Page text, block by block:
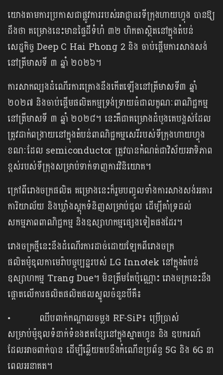
យោងតាមការប្រកាសជាផ្លូវការរបស់អាជ្ញាធរទីក្រុងហាយហ្វុង បានឱ្យ
ដឹងថា គម្រោងនេះមានផ្ទៃដីទំហំ ៣២ ហិកតាស្ថិតនៅក្នុងតំបន់
សេដ្ឋកិច្ច Deep C Hai Phong 2 និង ចាប់ផ្ដើមការសាងសង់
នៅត្រីមាសទី ៣ ឆ្នាំ ២០២៦។
ការសាកល្បងដំណើរការគ្រោងនឹងកើតឡើងនៅត្រីមាសទី៣ ឆ្នាំ
២០២៧ និងចាប់ផ្ដើមផលិតកម្មទ្រង់ទ្រាយធំជាលក្ខណៈពាណិជ្ជកម្ម
នៅត្រីមាសទី ៣ ឆ្នាំ ២០២៨។ នេះគឺជាគម្រោងដំបូងគេបង្អស់ដែល
ត្រូវដាក់ពង្រាយនៅក្នុងតំបន់ពាណិជ្ជកម្មសេរីរបស់ទីក្រុងហាយហ្វុង
ខណៈដែល semiconductor ត្រូវបានកំណត់ជាវិស័យអាទិភាព
ខ្ពស់របស់ទីក្រុងសម្រាប់ទាក់ទាញការវិនិយោគ។
ក្រៅពីរោងចក្រផលិត គម្រោងនេះក៏រួមបញ្ចូលទាំងការសាងសង់អគារ
ការិយាល័យ និងឃ្លាំងស្តុកទំនិញសម្រាប់ជួល ដើម្បីគាំទ្រដល់
សកម្មភាពពាណិជ្ជកម្ម និងឧស្សាហកម្មផ្សេងទៀតផងដែរ។
រោងចក្រថ្មីនេះនឹងដំណើរការដាច់ដោយឡែកពីរោងចក្រ
ផលិតម៉ូឌុលកាមេរ៉ាបច្ចុប្បន្នរបស់ LG Innotek នៅក្នុងតំបន់
ឧស្សាហកម្ម Trang Due។ មិនត្រឹមតែប៉ុណ្ណោះ រោងចក្រនេះនឹង
ផ្ដោតលើការផលិតផលិតផលស្នូលចំនួនបីគឺ៖
• ឈីបពាក់កណ្ដាលចម្លង RF-SiP៖ ប្រើប្រាស់
សម្រាប់ម៉ូឌុលទំនាក់ទំនងឥតខ្សែនៅក្នុងស្មាតហ្វូន និង ឧបករណ៍
ដែលអាចពាក់បាន ដើម្បីឆ្លើយតបនឹងកំណើនប្រព័ន្ធ 5G និង 6G នា
ពេលអនាគត។